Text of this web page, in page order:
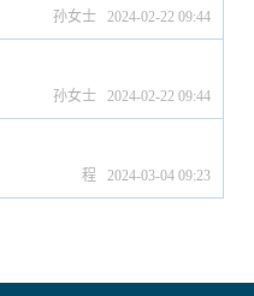
孙女士 2024-02-22 09:44
孙女士 2024-02-22 09:44
程 2024-03-04 09:23